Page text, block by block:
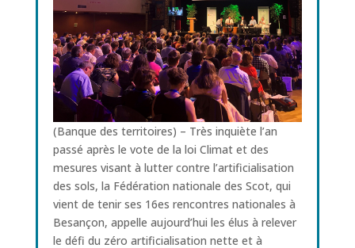
(Banque des territoires) – Très inquiète l’an
passé après le vote de la loi Climat et des
mesures visant à lutter contre l’artificialisation
des sols, la Fédération nationale des Scot, qui
vient de tenir ses 16es rencontres nationales à
Besançon, appelle aujourd’hui les élus à relever
le défi du zéro artificialisation nette et à